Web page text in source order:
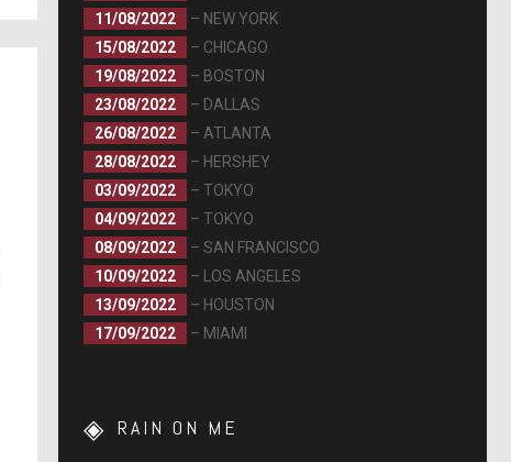
11/08/2022
– NEW YORK
15/08/2022
– CHICAGO
19/08/2022
– BOSTON
23/08/2022
– DALLAS
26/08/2022
– ATLANTA
28/08/2022
– HERSHEY
03/09/2022
– TOKYO
04/09/2022
– TOKYO
08/09/2022
– SAN FRANCISCO
10/09/2022
– LOS ANGELES
13/09/2022
– HOUSTON
17/09/2022
– MIAMI
RAIN ON ME